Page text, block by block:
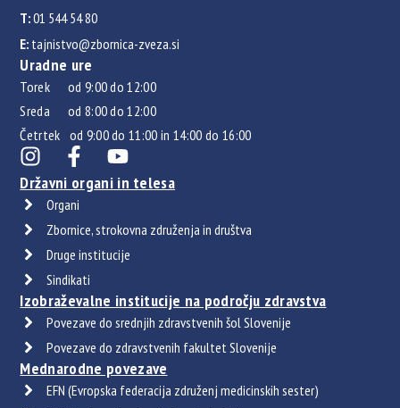
T:01 544 54 80
E: tajnistvo@zbornica-zveza.si
Uradne ure
Torek od 9:00 do 12:00
Sreda od 8:00 do 12:00
Četrtek od 9:00 do 11:00 in 14:00 do 16:00
Državni organi in telesa
Organi
Zbornice, strokovna združenja in društva
Druge institucije
Sindikati
Izobraževalne institucije na področju zdravstva
Povezave do srednjih zdravstvenih šol Slovenije
Povezave do zdravstvenih fakultet Slovenije
Mednarodne povezave
EFN (Evropska federacija združenj medicinskih sester)